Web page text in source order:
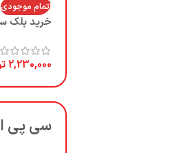
اتمام موجودی
خرید بلک
2,230,000
سی پی